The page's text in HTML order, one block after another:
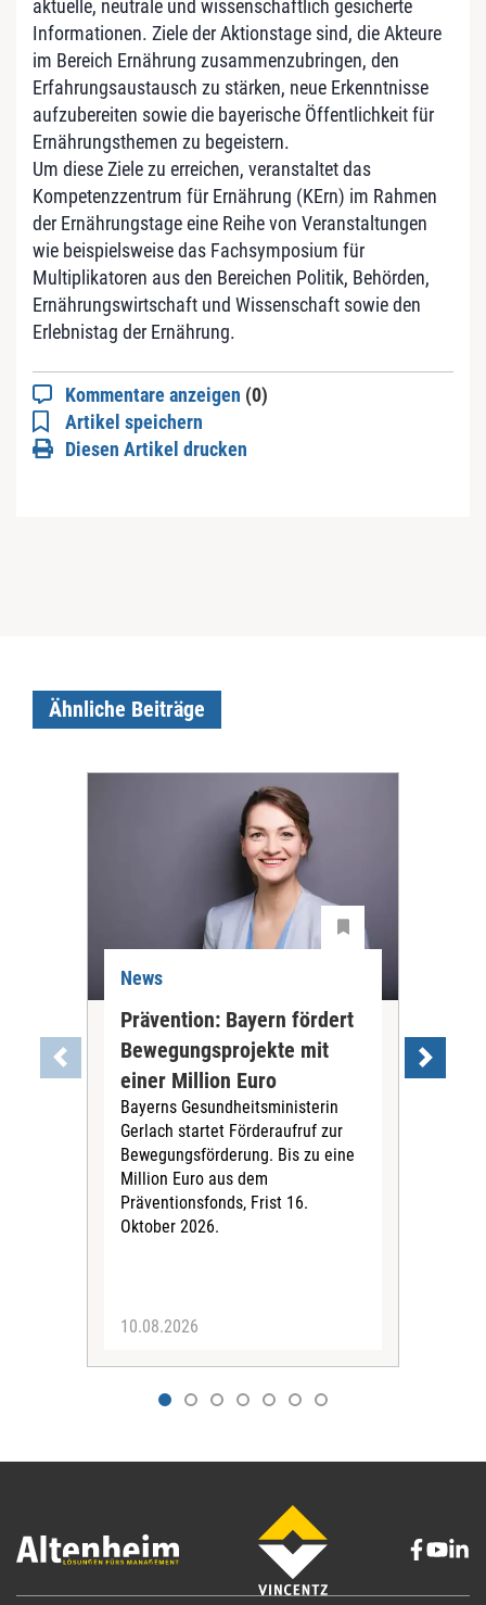
aktuelle, neutrale und wissenschaftlich gesicherte
Informationen. Ziele der Aktionstage sind, die Akteure
im Bereich Ernährung zusammenzubringen, den
Erfahrungsaustausch zu stärken, neue Erkenntnisse
aufzubereiten sowie die bayerische Öffentlichkeit für
Ernährungsthemen zu begeistern.
Um diese Ziele zu erreichen, veranstaltet das
Kompetenzzentrum für Ernährung (KErn) im Rahmen
der Ernährungstage eine Reihe von Veranstaltungen
wie beispielsweise das Fachsymposium für
Multiplikatoren aus den Bereichen Politik, Behörden,
Ernährungswirtschaft und Wissenschaft sowie den
Erlebnistag der Ernährung.
Kommentare anzeigen (0)
Artikel speichern
Diesen Artikel drucken
Ähnliche Beiträge
News
Prävention: Bayern fördert
Bewegungsprojekte mit
einer Million Euro
Bayerns Gesundheitsministerin
Gerlach startet Förderaufruf zur
Bewegungsförderung. Bis zu eine
Million Euro aus dem
Präventionsfonds, Frist 16.
Oktober 2026.
10.08.2026